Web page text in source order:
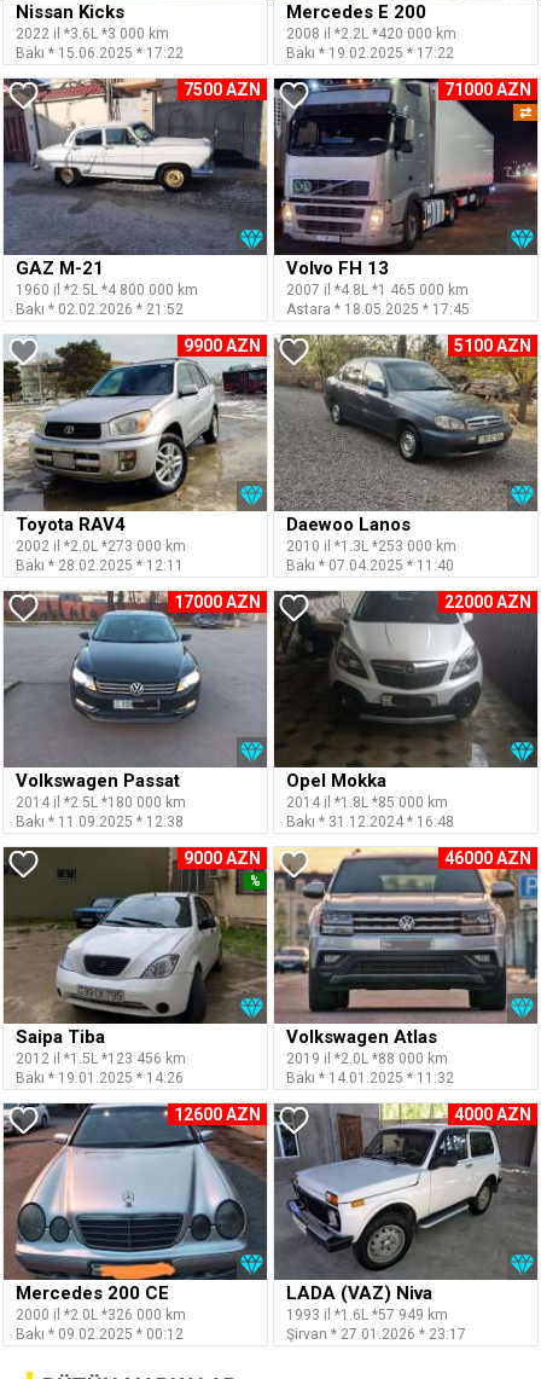
Nissan Kicks
2022 il *3.6L *3 000 km
Bakı * 15.06.2025 * 17:22
Mercedes E 200
2008 il *2.2L *420 000 km
Bakı * 19.02.2025 * 17:22
7500 AZN
GAZ M-21
1960 il *2.5L *4 800 000 km
Bakı * 02.02.2026 * 21:52
71000 AZN
⇄
Volvo FH 13
2007 il *4.8L *1 465 000 km
Astara * 18.05.2025 * 17:45
9900 AZN
Toyota RAV4
2002 il *2.0L *273 000 km
Bakı * 28.02.2025 * 12:11
5100 AZN
Daewoo Lanos
2010 il *1.3L *253 000 km
Bakı * 07.04.2025 * 11:40
17000 AZN
Volkswagen Passat
2014 il *2.5L *180 000 km
Bakı * 11.09.2025 * 12:38
22000 AZN
Opel Mokka
2014 il *1.8L *85 000 km
Bakı * 31.12.2024 * 16:48
9000 AZN
%
Saipa Tiba
2012 il *1.5L *123 456 km
Bakı * 19.01.2025 * 14:26
46000 AZN
Volkswagen Atlas
2019 il *2.0L *88 000 km
Bakı * 14.01.2025 * 11:32
12600 AZN
Mercedes 200 CE
2000 il *2.0L *326 000 km
Bakı * 09.02.2025 * 00:12
4000 AZN
LADA (VAZ) Niva
1993 il *1.6L *57 949 km
Şirvan * 27.01.2026 * 23:17